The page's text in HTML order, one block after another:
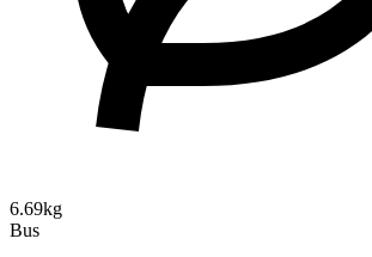
6.69kg
Bus